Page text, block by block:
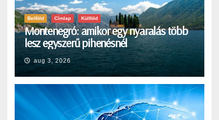
Belföld Címlap Külföld
Montenegró: amikor egy nyaralás több
lesz egyszerű pihenésnél
aug 3, 2026